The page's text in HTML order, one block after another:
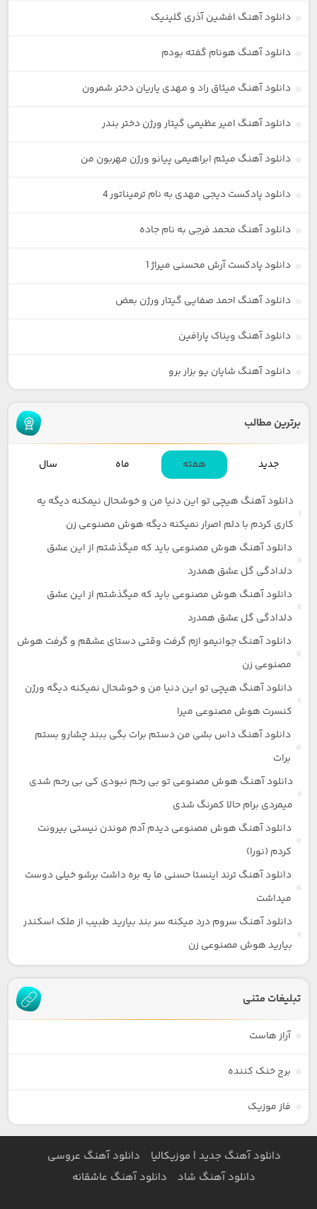
دانلود آهنگ افشین آذری گلینیک
دانلود آهنگ هونام گفته بودم
دانلود آهنگ میثاق راد و مهدی یاریان دختر شمرون
دانلود آهنگ امیر عظیمی گیتار ورژن دختر بندر
دانلود آهنگ میثم ابراهیمی پیانو ورژن مهربون من
دانلود پادکست دیجی مهدی به نام ترمیناتور 4
دانلود آهنگ محمد فرجی به نام جاده
دانلود پادکست آرش محسنی میراژ 1
دانلود آهنگ احمد صفایی گیتار ورژن بعض
دانلود آهنگ ویناک پارافین
دانلود آهنگ شایان یو بزار برو
برترین مطالب
جدید هفته ماه سال
دانلود آهنگ هیچی تو این دنیا من و خوشحال نیمکنه دیگه یه
کاری کردم با دلم اصرار نمیکنه دیگه هوش مصنوعی زن
دانلود آهنگ هوش مصنوعی باید که میگذشتم از این عشق
دلدادگی گل عشق همدرد
دانلود آهنگ هوش مصنوعی باید که میگذشتم از این عشق
دلدادگی گل عشق همدرد
دانلود آهنگ جوانیمو ازم گرفت وقتی دستای عشقم و گرفت هوش
مصنوعی زن
دانلود آهنگ هیچی تو این دنیا من و خوشحال نمیکنه دیگه ورژن
کنسرت هوش مصنوعی میرا
دانلود آهنگ داس بشی من دستم برات بگی ببند چشارو بستم
برات
دانلود آهنگ هوش مصنوعی تو بی رحم نبودی کی بی رحم شدی
میمردی برام حالا کمرنگ شدی
دانلود آهنگ هوش مصنوعی دیدم آدم موندن نیستی بیرونت
کردم (نورا)
دانلود آهنگ ترند اینستا حسنی ما یه بره داشت برشو خیلی دوست
میداشت
دانلود آهنگ سروم درد میکنه سر بند بیارید طبیب از ملک اسکندر
بیارید هوش مصنوعی زن
تبلیغات متنی
آراز هاست
برج خنک کننده
فاز موزیک
دانلود آهنگ جدید | موزیکالیا
دانلود آهنگ عروسی
دانلود آهنگ شاد
دانلود آهنگ عاشقانه